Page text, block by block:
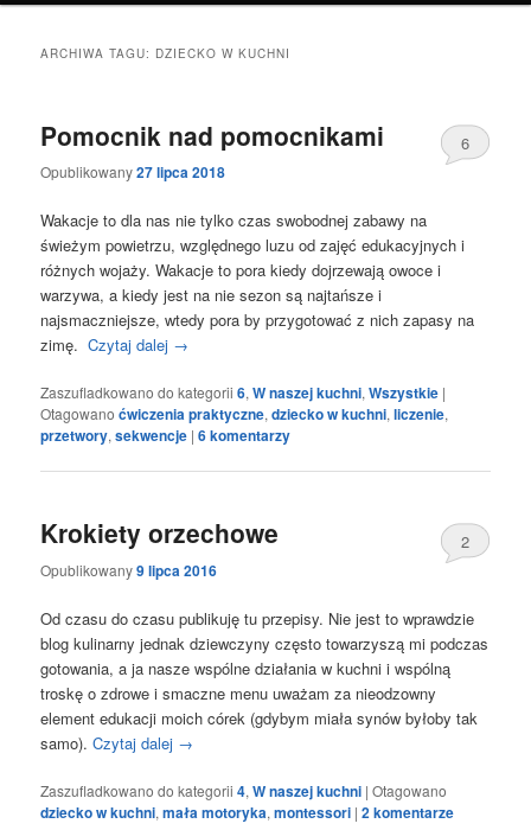
ARCHIWA TAGU: DZIECKO W KUCHNI
Pomocnik nad pomocnikami
Opublikowany27 lipca 2018
6
Wakacje to dla nas nie tylko czas swobodnej zabawy na
świeżym powietrzu, względnego luzu od zajęć edukacyjnych i
różnych wojaży. Wakacje to pora kiedy dojrzewają owoce i
warzywa, a kiedy jest na nie sezon są najtańsze i
najsmaczniejsze, wtedy pora by przygotować z nich zapasy na
zimę.Czytaj dalej →
Zaszufladkowano do kategorii 6,W naszej kuchni,Wszystkie |
Otagowano ćwiczenia praktyczne,dziecko w kuchni,liczenie,
przetwory,sekwencje |6komentarzy
Krokiety orzechowe
Opublikowany9 lipca 2016
2
Od czasu do czasu publikuję tu przepisy. Nie jest to wprawdzie
blog kulinarny jednak dziewczyny często towarzyszą mi podczas
gotowania, a ja nasze wspólne działania w kuchni i wspólną
troskę o zdrowe i smaczne menu uważam za nieodzowny
element edukacji moich córek (gdybym miała synów byłoby tak
samo).Czytaj dalej →
Zaszufladkowano do kategorii 4,W naszej kuchni |Otagowano
dziecko w kuchni,mała motoryka,montessori |2komentarze